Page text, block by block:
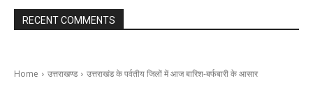
RECENT COMMENTS